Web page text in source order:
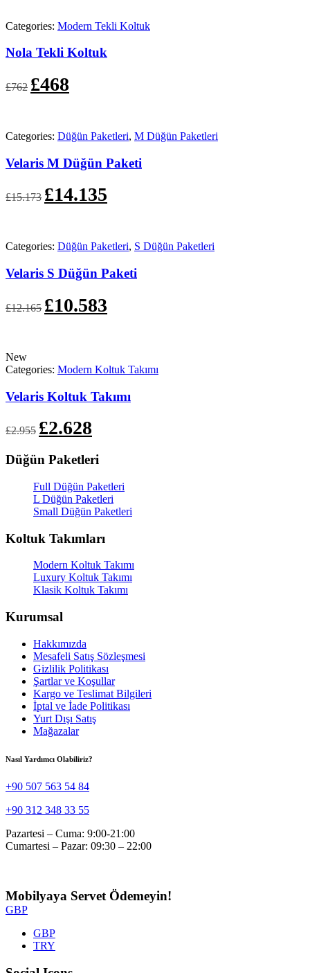
Categories: Modern Tekli Koltuk
Nola Tekli Koltuk
£762
Orijinal
fiyat:
£468andaki
Categories: Düğün Paketleri, M Düğün Paketleri
Velaris M Düğün Paketi
£15.173
Orijinal
fiyat:
£14.135andaki
Categories: Düğün Paketleri, S Düğün Paketleri
Velaris S Düğün Paketi
£12.165
Orijinal
fiyat:
£10.583andaki
New
Categories: Modern Koltuk Takımı
Velaris Koltuk Takımı
£2.955
Orijinal
fiyat:
£2.628andaki
£2.628.
Düğün Paketleri
Full Düğün Paketleri
L Düğün Paketleri
Small Düğün Paketleri
Koltuk Takımları
Modern Koltuk Takımı
Luxury Koltuk Takımı
Klasik Koltuk Takımı
Kurumsal
Hakkımızda
Mesafeli Satış Sözleşmesi
Gizlilik Politikası
Şartlar ve Koşullar
Kargo ve Teslimat Bilgileri
İptal ve İade Politikası
Yurt Dışı Satış
Mağazalar
Nasıl Yardımcı Olabiliriz?
+90 507 563 54 84
+90 312 348 33 55
Pazartesi – Cuma: 9:00-21:00
Cumartesi – Pazar: 09:30 – 22:00
Mobilyaya Servet Ödemeyin!
GBP
GBP
TRY